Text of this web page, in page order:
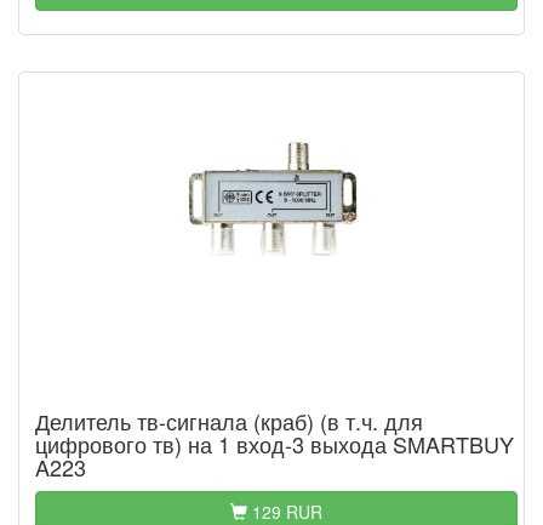
Делитель тв-сигнала (краб) (в т.ч. для
цифрового тв) на 1 вход-3 выхода SMARTBUY
A223
129 RUR